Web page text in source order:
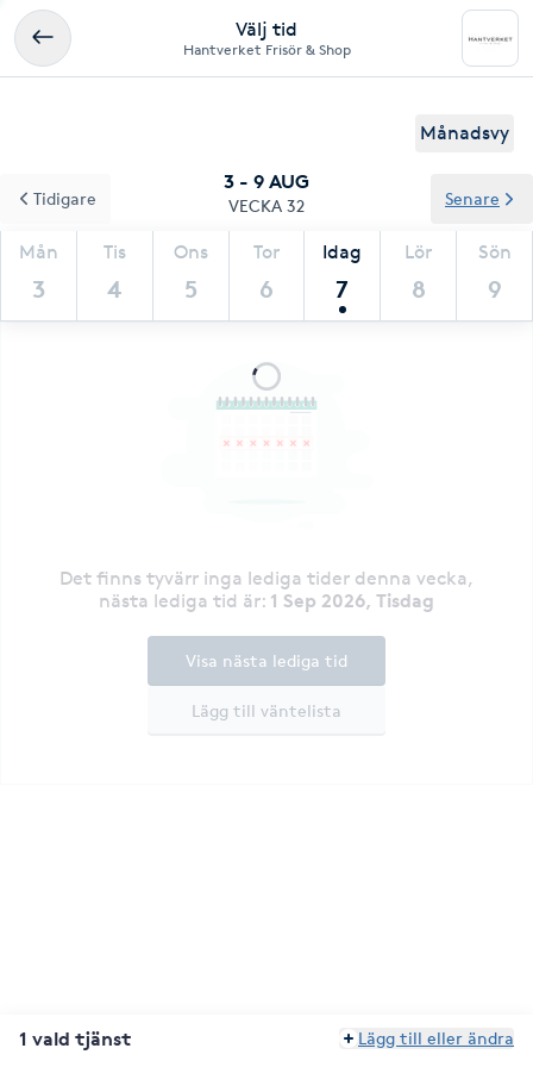
Välj tid
Hantverket Frisör & Shop
Månadsvy
3 - 9 AUG
VECKA 32
Mån
3
Tis
4
Ons
5
Tor
6
Idag
7
Lör
8
Sön
9
Tidigare Senare
Det finns tyvärr inga lediga tider denna vecka,
nästa lediga tid är: 1 Sep 2026, Tisdag
Lägg till väntelista
Visa nästa lediga tid
1 vald tjänst Lägg till eller ändra